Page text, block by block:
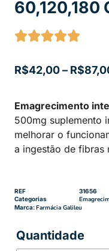
60,120,180
R$42,00– R$
Emagrecimento
500mg suplemento
melhorar o
a ingestão de fibras
REF
31656
Categorias
Marca:Farmácia Galileu
Quantidade